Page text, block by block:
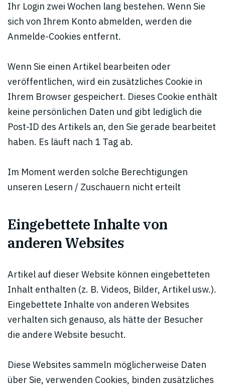
Ihr Login zwei Wochen lang bestehen. Wenn Sie
sich von Ihrem Konto abmelden, werden die
Anmelde-Cookies entfernt.
Wenn Sie einen Artikel bearbeiten oder
veröffentlichen, wird ein zusätzliches Cookie in
Ihrem Browser gespeichert. Dieses Cookie enthält
keine persönlichen Daten und gibt lediglich die
Post-ID des Artikels an, den Sie gerade bearbeitet
haben. Es läuft nach 1 Tag ab.
Im Moment werden solche Berechtigungen
unseren Lesern / Zuschauern nicht erteilt
Eingebettete Inhalte von
anderen Websites
Artikel auf dieser Website können eingebetteten
Inhalt enthalten (z. B. Videos, Bilder, Artikel usw.).
Eingebettete Inhalte von anderen Websites
verhalten sich genauso, als hätte der Besucher
die andere Website besucht.
Diese Websites sammeln möglicherweise Daten
über Sie, verwenden Cookies, binden zusätzliches